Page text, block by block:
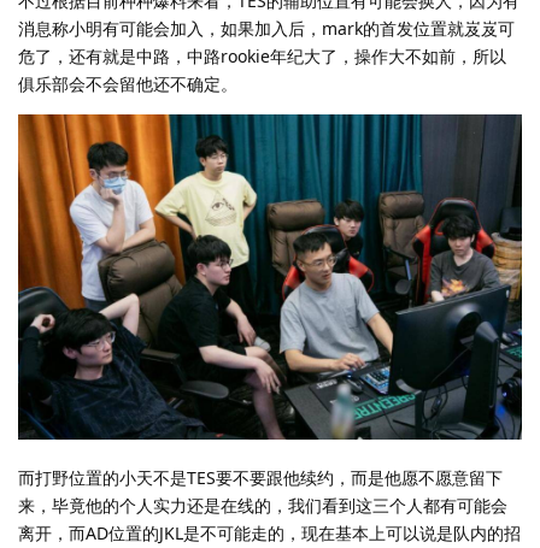
消息称小明有可能会加入，如果加入后，mark的首发位置就岌岌可
危了，还有就是中路，中路rookie年纪大了，操作大不如前，所以
俱乐部会不会留他还不确定。
而打野位置的小天不是TES要不要跟他续约，而是他愿不愿意留下
来，毕竟他的个人实力还是在线的，我们看到这三个人都有可能会
离开，而AD位置的JKL是不可能走的，现在基本上可以说是队内的招